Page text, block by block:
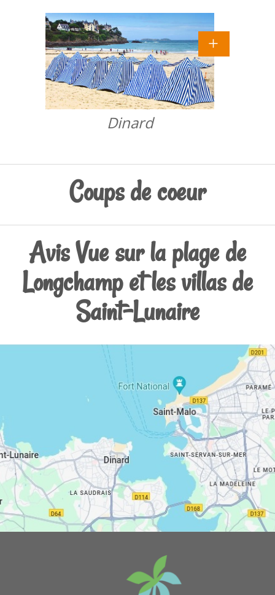
Dinard
Coups de coeur
Avis Vue sur la plage de
Longchamp et les villas de
Saint-Lunaire